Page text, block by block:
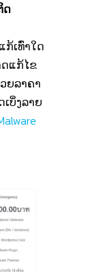
ດ
ເທົ່າໃດ
ດແກ້ໄຂ
ຍລາຄາ
ເບິ່ງລາຍ